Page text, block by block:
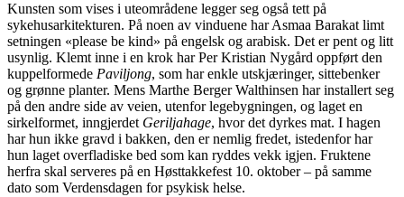
Kunsten som vises i uteområdene legger seg også tett på
sykehusarkitekturen. På noen av vinduene har Asmaa Barakat limt
setningen «please be kind» på engelsk og arabisk. Det er pent og litt
usynlig. Klemt inne i en krok har Per Kristian Nygård oppført den
kuppelformede Paviljong, som har enkle utskjæringer, sittebenker
og grønne planter. Mens Marthe Berger Walthinsen har installert seg
på den andre side av veien, utenfor legebygningen, og laget en
sirkelformet, inngjerdet Geriljahage, hvor det dyrkes mat. I hagen
har hun ikke gravd i bakken, den er nemlig fredet, istedenfor har
hun laget overfladiske bed som kan ryddes vekk igjen. Fruktene
herfra skal serveres på en Høsttakkefest 10. oktober – på samme
dato som Verdensdagen for psykisk helse.